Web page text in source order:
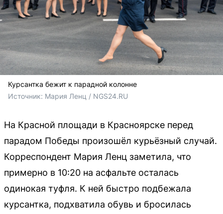
Курсантка бежит к парадной колонне
Источник: Мария Ленц / NGS24.RU
На Красной площади в Красноярске перед
парадом Победы произошёл курьёзный случай.
Корреспондент Мария Ленц заметила, что
примерно в 10:20 на асфальте осталась
одинокая туфля. К ней быстро подбежала
курсантка, подхватила обувь и бросилась